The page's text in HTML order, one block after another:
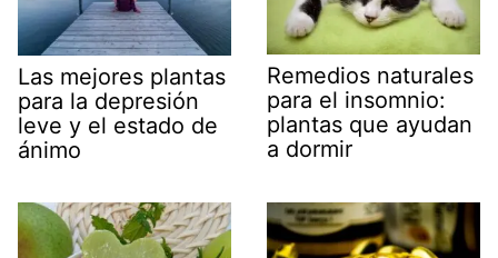
Las mejores plantas
para la depresión
leve y el estado de
ánimo
Remedios naturales
para el insomnio:
plantas que ayudan
a dormir